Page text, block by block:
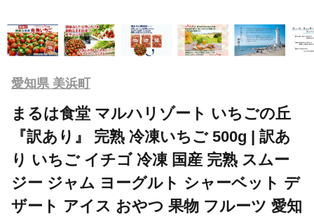
愛知県 美浜町
まるは食堂 マルハリゾート いちごの丘
『訳あり』 完熟 冷凍いちご 500g | 訳あ
り いちご イチゴ 冷凍 国産 完熟 スムー
ジー ジャム ヨーグルト シャーベット デ
ザート アイス おやつ 果物 フルーツ 愛知